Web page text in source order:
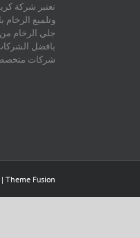
تعتبر شركة
وتلميع
جلي الرخام من
بافضل
شركات
| Theme Fusion